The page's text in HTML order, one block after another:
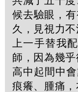
候去驗眼，
久，見視力
上一手替我
師，因為幾
高中起間中
痕癢、腫痛